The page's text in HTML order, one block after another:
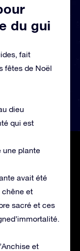
du gui
fait
fêtes de Noël
dieu
qui est
une plante
avait été
chêne et
sacré et ces
et